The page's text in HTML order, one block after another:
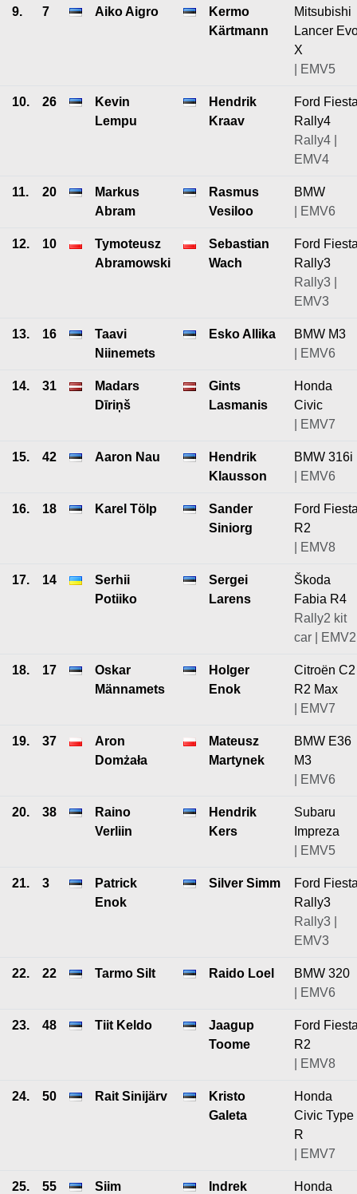
9. 7 Aiko Aigro
Kermo
Kärtmann
Mitsubishi
Lancer
X
| EMV5
10. 26
Kevin
Lempu
Hendrik
Kraav
Ford
Rally4
Rally4 |
EMV4
11. 20
Markus
Abram
Rasmus
Vesiloo
BMW
| EMV6
12. 10
Tymoteusz
Abramowski
Sebastian
Wach
Ford
Rally3
Rally3 |
EMV3
13. 16
Taavi
Niinemets
Esko Allika
BMW M3
| EMV6
14. 31
Madars
Dīriņš
Gints
Lasmanis
Honda
Civic
| EMV7
15. 42 Aaron Nau
Hendrik
Klausson
BMW 316i
| EMV6
16. 18 Karel Tölp
Sander
Siniorg
Ford
R2
| EMV8
17. 14
Serhii
Potiiko
Sergei
Larens
Škoda
Fabia R4
Rally2 kit
car | EMV2
18. 17
Oskar
Männamets
Holger
Enok
Citroën C2
R2 Max
| EMV7
19. 37
Aron
Domżała
Mateusz
Martynek
BMW E36
M3
| EMV6
20. 38
Raino
Verliin
Hendrik
Kers
Subaru
Impreza
| EMV5
21. 3
Patrick
Enok
Silver Simm
Ford
Rally3
Rally3 |
EMV3
22. 22 Tarmo Silt Raido Loel
BMW 320
| EMV6
23. 48 Tiit Keldo
Jaagup
Toome
Ford
R2
| EMV8
24. 50 Rait Sinijärv
Kristo
Galeta
Honda
Civic Type
R
| EMV7
25. 55
Siim
Indrek
Honda